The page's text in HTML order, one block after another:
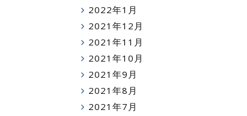
2022年1月
2021年12月
2021年11月
2021年10月
2021年9月
2021年8月
2021年7月